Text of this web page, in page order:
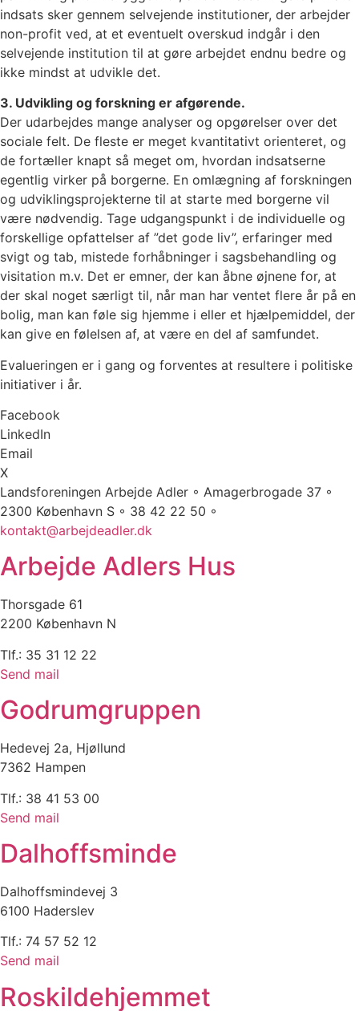
indsats sker gennem selvejende institutioner, der arbejder
non-profit ved, at et eventuelt overskud indgår i den
selvejende institution til at gøre arbejdet endnu bedre og
ikke mindst at udvikle det.
3. Udvikling og forskning er afgørende.
Der udarbejdes mange analyser og opgørelser over det
sociale felt. De fleste er meget kvantitativt orienteret, og
de fortæller knapt så meget om, hvordan indsatserne
egentlig virker på borgerne. En omlægning af forskningen
og udviklingsprojekterne til at starte med borgerne vil
være nødvendig. Tage udgangspunkt i de individuelle og
forskellige opfattelser af ”det gode liv”, erfaringer med
svigt og tab, mistede forhåbninger i sagsbehandling og
visitation m.v. Det er emner, der kan åbne øjnene for, at
der skal noget særligt til, når man har ventet flere år på en
bolig, man kan føle sig hjemme i eller et hjælpemiddel, der
kan give en følelsen af, at være en del af samfundet.
Evalueringen er i gang og forventes at resultere i politiske
initiativer i år.
Facebook
LinkedIn
Email
X
Landsforeningen Arbejde Adler ◦ Amagerbrogade 37 ◦
2300 København S ◦ 38 42 22 50 ◦
kontakt@arbejdeadler.dk
Arbejde Adlers Hus
Thorsgade 61
2200 København N
Tlf.: 35 31 12 22
Send mail
Godrumgruppen
Hedevej 2a, Hjøllund
7362 Hampen
Tlf.: 38 41 53 00
Send mail
Dalhoffsminde
Dalhoffsmindevej 3
6100 Haderslev
Tlf.: 74 57 52 12
Send mail
Roskildehjemmet